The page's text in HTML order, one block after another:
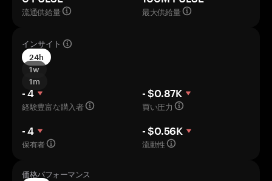
流通供給量
最大供給量
インサイト
24h
1w
1m
- 4
経験豊富な購入者
- $0.87K
買い圧力
- 4
保有者
- $0.56K
流動性
価格パフォーマンス